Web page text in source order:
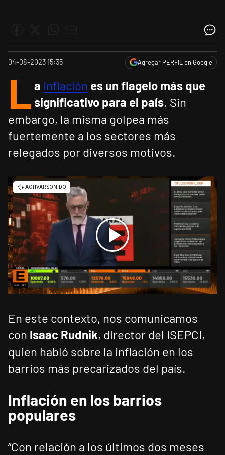
04-08-2023 15:35 Agregar PERFIL en Google
L a inflación es un flagelo más que
significativo para el país. Sin
embargo, la misma golpea más
fuertemente a los sectores más
relegados por diversos motivos.
En este contexto, nos comunicamos
con Isaac Rudnik, director del ISEPCI,
quien habló sobre la inflación en los
barrios más precarizados del país.
Inflación en los barrios
populares
“Con relación a los últimos dos meses